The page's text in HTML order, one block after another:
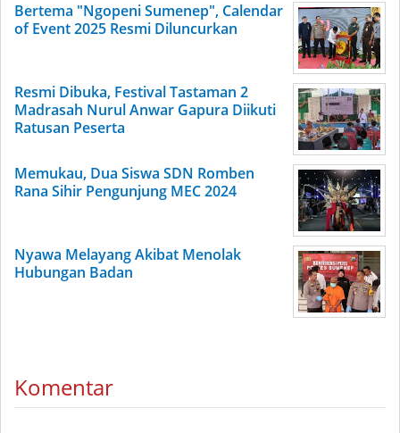
Bertema "Ngopeni Sumenep", Calendar
of Event 2025 Resmi Diluncurkan
Resmi Dibuka, Festival Tastaman 2
Madrasah Nurul Anwar Gapura Diikuti
Ratusan Peserta
Memukau, Dua Siswa SDN Romben
Rana Sihir Pengunjung MEC 2024
Nyawa Melayang Akibat Menolak
Hubungan Badan
Komentar